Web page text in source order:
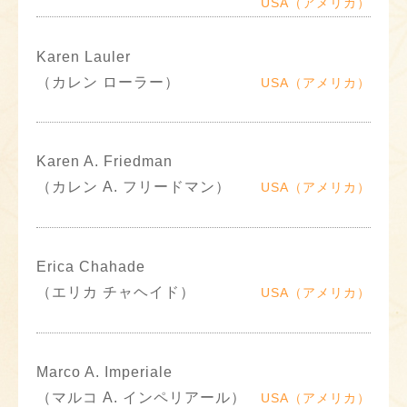
Karen Lauler
（カレン ローラー）
USA（アメリカ）
Karen A. Friedman
（カレン A. フリードマン）
USA（アメリカ）
Erica Chahade
（エリカ チャヘイド）
USA（アメリカ）
Marco A. Imperiale
（マルコ A. インペリアール）
USA（アメリカ）